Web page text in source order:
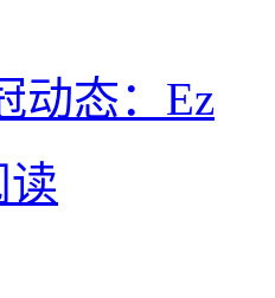
动态：Ez
读